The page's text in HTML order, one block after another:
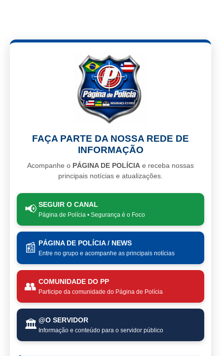
FAÇA PARTE DA NOSSA REDE DE
INFORMAÇÃO
Acompanhe o PÁGINA DE POLÍCIA e receba nossas
principais notícias e atualizações.
📢 SEGUIR O CANAL
Página de Polícia • Segurança é o Foco
📰 PÁGINA DE POLÍCIA / NEWS
Entre no grupo e acompanhe as principais notícias
👥 COMUNIDADE DO PP
Participe da comunidade do Página de Polícia
🏛️ @O SERVIDOR
Informação e conteúdo para o servidor público